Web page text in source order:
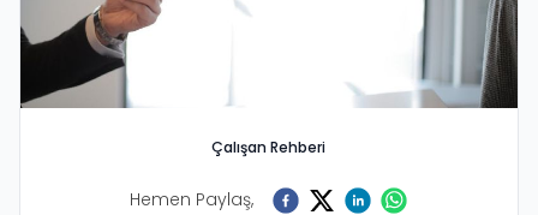
Çalışan Rehberi
Hemen Paylaş,